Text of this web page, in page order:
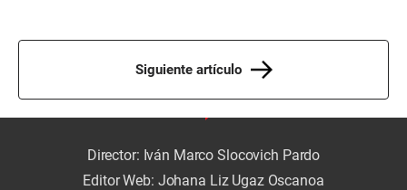
Siguiente artículo
Director: Iván Marco Slocovich Pardo
Editor Web: Johana Liz Ugaz Oscanoa